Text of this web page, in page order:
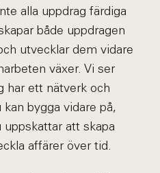
alla uppdrag färdiga
både uppdragen
utvecklar dem vidare
växer. Vi ser
har ett nätverk och
bygga vidare på,
att skapa
affärer över tid.